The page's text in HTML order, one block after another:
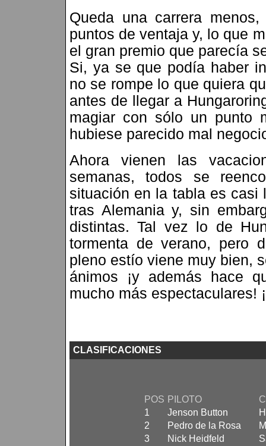
Queda una carrera
puntos de ventaja y, lo que
el gran premio que parecía
Si, ya se que podía haber
no se rompe lo que quiera
antes de llegar a
magiar con sólo un punto
hubiese parecido mal
Ahora vienen las
semanas, todos se
situación en la tabla es casi
tras Alemania y, sin
distintas. Tal vez lo de
tormenta de verano, pero
pleno estío viene muy bien,
ánimos ¡y además hace
mucho más espectaculares!
CLASIFICACIONES
POS PILOTO
1
Jenson Button
2
Pedro de la Rosa
3
Nick Heidfeld